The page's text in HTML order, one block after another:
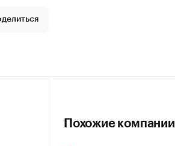
Похожие компании